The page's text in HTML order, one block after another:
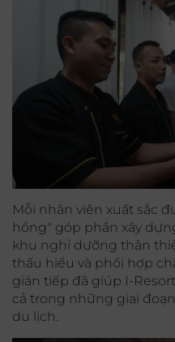
Mỗi nhân viên xuất sắc
hồng" góp phần xây
khu nghỉ dưỡng thân
thấu hiểu và phối hợp
gián tiếp đã giúp I-
cả trong những giai
du lịch.